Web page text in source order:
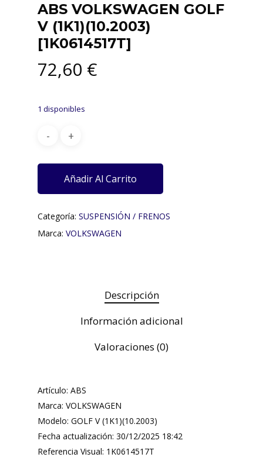
ABS VOLKSWAGEN GOLF
V (1K1)(10.2003)
[1K0614517T]
72,60 €
1 disponibles
Añadir Al Carrito
Categoría: SUSPENSIÓN / FRENOS
Marca: VOLKSWAGEN
Descripción
Información adicional
Valoraciones (0)
Artículo: ABS
Marca: VOLKSWAGEN
Modelo: GOLF V (1K1)(10.2003)
Fecha actualización: 30/12/2025 18:42
Referencia Visual: 1K0614517T